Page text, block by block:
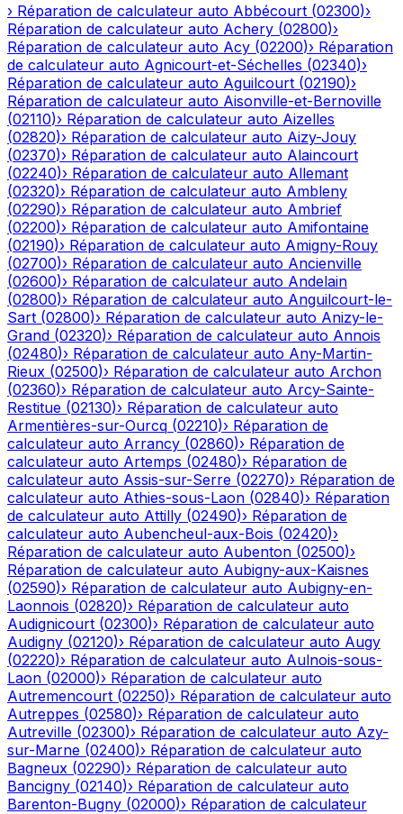
› Réparation de calculateur auto Abbécourt (02300)›
Réparation de calculateur auto Achery (02800)›
Réparation de calculateur auto Acy (02200)› Réparation
de calculateur auto Agnicourt-et-Séchelles (02340)›
Réparation de calculateur auto Aguilcourt (02190)›
Réparation de calculateur auto Aisonville-et-Bernoville
(02110)› Réparation de calculateur auto Aizelles
(02820)› Réparation de calculateur auto Aizy-Jouy
(02370)› Réparation de calculateur auto Alaincourt
(02240)› Réparation de calculateur auto Allemant
(02320)› Réparation de calculateur auto Ambleny
(02290)› Réparation de calculateur auto Ambrief
(02200)› Réparation de calculateur auto Amifontaine
(02190)› Réparation de calculateur auto Amigny-Rouy
(02700)› Réparation de calculateur auto Ancienville
(02600)› Réparation de calculateur auto Andelain
(02800)› Réparation de calculateur auto Anguilcourt-le-
Sart (02800)› Réparation de calculateur auto Anizy-le-
Grand (02320)› Réparation de calculateur auto Annois
(02480)› Réparation de calculateur auto Any-Martin-
Rieux (02500)› Réparation de calculateur auto Archon
(02360)› Réparation de calculateur auto Arcy-Sainte-
Restitue (02130)› Réparation de calculateur auto
Armentières-sur-Ourcq (02210)› Réparation de
calculateur auto Arrancy (02860)› Réparation de
calculateur auto Artemps (02480)› Réparation de
calculateur auto Assis-sur-Serre (02270)› Réparation de
calculateur auto Athies-sous-Laon (02840)› Réparation
de calculateur auto Attilly (02490)› Réparation de
calculateur auto Aubencheul-aux-Bois (02420)›
Réparation de calculateur auto Aubenton (02500)›
Réparation de calculateur auto Aubigny-aux-Kaisnes
(02590)› Réparation de calculateur auto Aubigny-en-
Laonnois (02820)› Réparation de calculateur auto
Audignicourt (02300)› Réparation de calculateur auto
Audigny (02120)› Réparation de calculateur auto Augy
(02220)› Réparation de calculateur auto Aulnois-sous-
Laon (02000)› Réparation de calculateur auto
Autremencourt (02250)› Réparation de calculateur auto
Autreppes (02580)› Réparation de calculateur auto
Autreville (02300)› Réparation de calculateur auto Azy-
sur-Marne (02400)› Réparation de calculateur auto
Bagneux (02290)› Réparation de calculateur auto
Bancigny (02140)› Réparation de calculateur auto
Barenton-Bugny (02000)› Réparation de calculateur